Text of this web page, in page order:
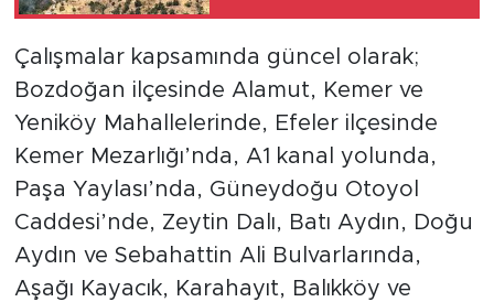
Çalışmalar kapsamında güncel olarak;
Bozdoğan ilçesinde Alamut, Kemer ve
Yeniköy Mahallelerinde, Efeler ilçesinde
Kemer Mezarlığı’nda, A1 kanal yolunda,
Paşa Yaylası’nda, Güneydoğu Otoyol
Caddesi’nde, Zeytin Dalı, Batı Aydın, Doğu
Aydın ve Sebahattin Ali Bulvarlarında,
Aşağı Kayacık, Karahayıt, Balıkköy ve